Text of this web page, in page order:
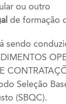
ou outro
de formação
sendo
Seleção
(SBQC).